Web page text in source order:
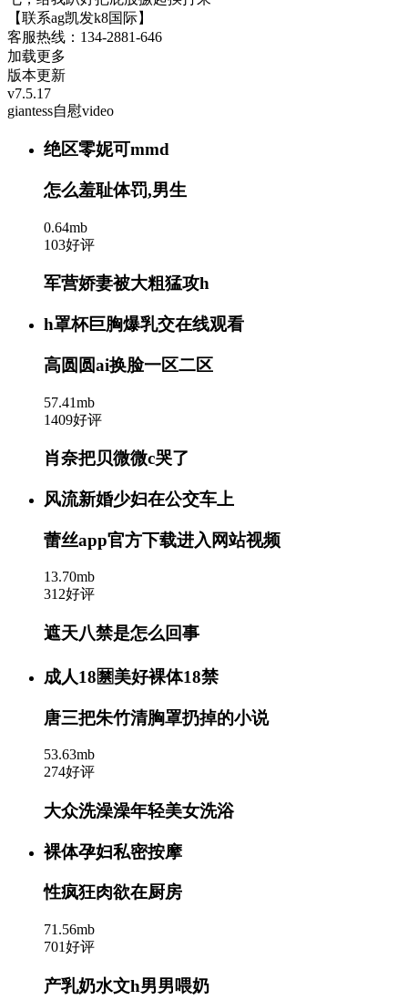
【联系ag凯发k8国际】
客服热线：134-2881-646
加载更多
版本更新
v7.5.17
giantess自慰video
绝区零妮可mmd
怎么羞耻体罚,男生
0.64mb
103好评
军营娇妻被大粗猛攻h
h罩杯巨胸爆乳交在线观看
高圆圆ai换脸一区二区
57.41mb
1409好评
肖奈把贝微微c哭了
风流新婚少妇在公交车上
蕾丝app官方下载进入网站视频
13.70mb
312好评
遮天八禁是怎么回事
成人18🈲美好裸体18禁
唐三把朱竹清胸罩扔掉的小说
53.63mb
274好评
大众洗澡澡年轻美女洗浴
裸体孕妇私密按摩
性疯狂肉欲在厨房
71.56mb
701好评
产乳奶水文h男男喂奶